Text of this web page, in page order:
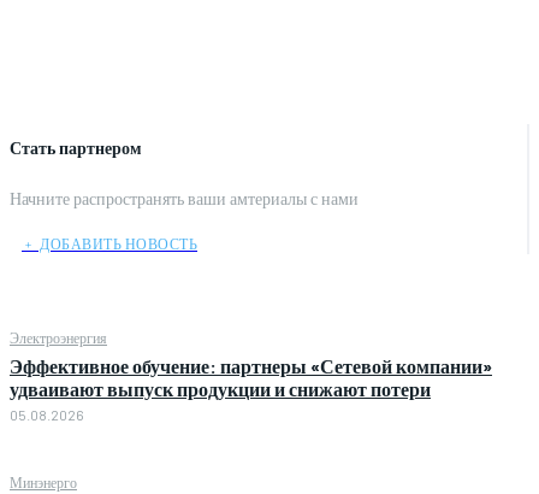
Стать партнером
Начните распространять ваши амтериалы с нами
﹢ ДОБАВИТЬ НОВОСТЬ
Электроэнергия
Эффективное обучение: партнеры «Сетевой компании»
удваивают выпуск продукции и снижают потери
05.08.2026
Минэнерго